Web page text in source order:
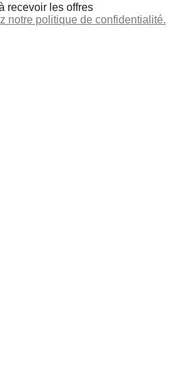
recevoir les offres
notre politique de confidentialité.